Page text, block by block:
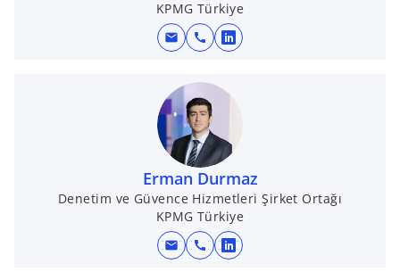
n
e
w
a
KPMG Türkiye
mail call
o
e
i
n
a
n
e
w
Erman Durmaz
Denetim ve Güvence Hizmetleri Şirket Ortağı
KPMG Türkiye
mail call
o